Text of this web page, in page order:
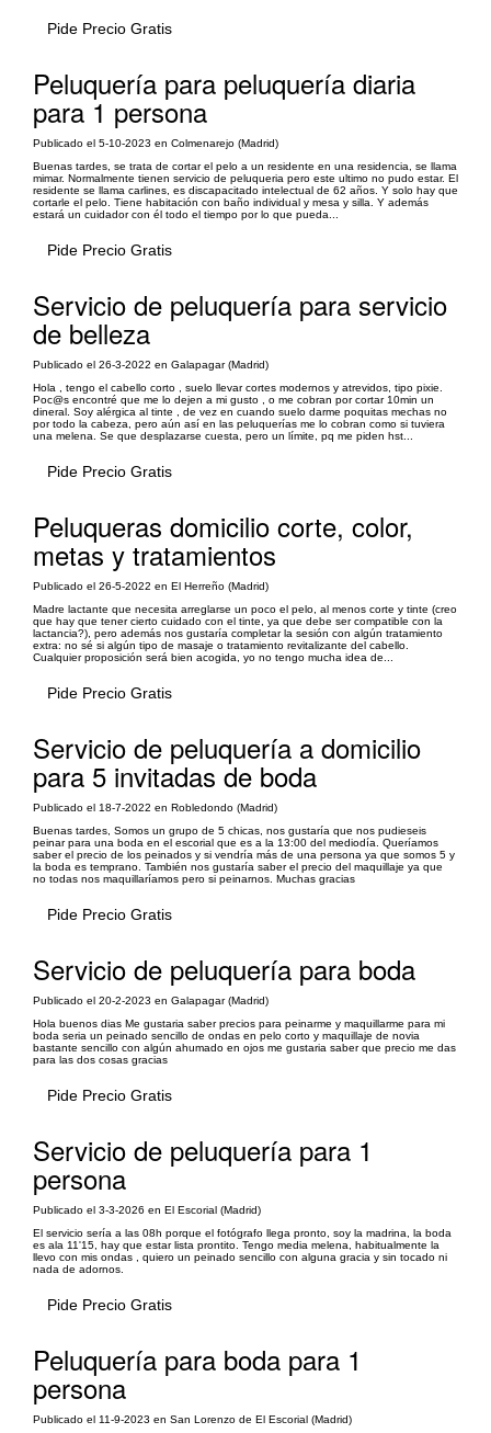
Pide Precio Gratis
Peluquería para peluquería diaria
para 1 persona
Publicado el 5-10-2023 en Colmenarejo (Madrid)
Buenas tardes, se trata de cortar el pelo a un residente en una residencia, se llama
mimar. Normalmente tienen servicio de peluqueria pero este ultimo no pudo estar. El
residente se llama carlines, es discapacitado intelectual de 62 años. Y solo hay que
cortarle el pelo. Tiene habitación con baño individual y mesa y silla. Y además
estará un cuidador con él todo el tiempo por lo que pueda...
Pide Precio Gratis
Servicio de peluquería para servicio
de belleza
Publicado el 26-3-2022 en Galapagar (Madrid)
Hola , tengo el cabello corto , suelo llevar cortes modernos y atrevidos, tipo pixie.
Poc@s encontré que me lo dejen a mi gusto , o me cobran por cortar 10min un
dineral. Soy alérgica al tinte , de vez en cuando suelo darme poquitas mechas no
por todo la cabeza, pero aún así en las peluquerías me lo cobran como si tuviera
una melena. Se que desplazarse cuesta, pero un límite, pq me piden hst...
Pide Precio Gratis
Peluqueras domicilio corte, color,
metas y tratamientos
Publicado el 26-5-2022 en El Herreño (Madrid)
Madre lactante que necesita arreglarse un poco el pelo, al menos corte y tinte (creo
que hay que tener cierto cuidado con el tinte, ya que debe ser compatible con la
lactancia?), pero además nos gustaría completar la sesión con algún tratamiento
extra: no sé si algún tipo de masaje o tratamiento revitalizante del cabello.
Cualquier proposición será bien acogida, yo no tengo mucha idea de...
Pide Precio Gratis
Servicio de peluquería a domicilio
para 5 invitadas de boda
Publicado el 18-7-2022 en Robledondo (Madrid)
Buenas tardes, Somos un grupo de 5 chicas, nos gustaría que nos pudieseis
peinar para una boda en el escorial que es a la 13:00 del mediodía. Queríamos
saber el precio de los peinados y si vendría más de una persona ya que somos 5 y
la boda es temprano. También nos gustaría saber el precio del maquillaje ya que
no todas nos maquillaríamos pero si peinarnos. Muchas gracias
Pide Precio Gratis
Servicio de peluquería para boda
Publicado el 20-2-2023 en Galapagar (Madrid)
Hola buenos dias Me gustaria saber precios para peinarme y maquillarme para mi
boda seria un peinado sencillo de ondas en pelo corto y maquillaje de novia
bastante sencillo con algún ahumado en ojos me gustaria saber que precio me das
para las dos cosas gracias
Pide Precio Gratis
Servicio de peluquería para 1
persona
Publicado el 3-3-2026 en El Escorial (Madrid)
El servicio sería a las 08h porque el fotógrafo llega pronto, soy la madrina, la boda
es ala 11'15, hay que estar lista prontito. Tengo media melena, habitualmente la
llevo con mis ondas , quiero un peinado sencillo con alguna gracia y sin tocado ni
nada de adornos.
Pide Precio Gratis
Peluquería para boda para 1
persona
Publicado el 11-9-2023 en San Lorenzo de El Escorial (Madrid)